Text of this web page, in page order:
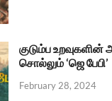
குடும்ப
சொல்லும் ‘ஜெ பேபி’
February 28, 2024